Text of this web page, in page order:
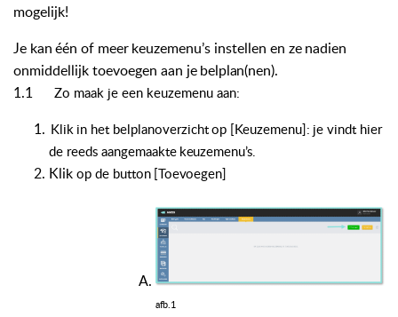
mogelijk!
Je kanéén of meerkeuzemenu’s instellen en ze nadien
onmiddellijktoevoegen aan je belplan(nen).
1.1
Zo maak je een keuzemenu aan:
Klik in het belplanoverzichtop [Keuzemenu]: je vindt hier
de reeds aangemaakte keuzemenu’s.
Klik op de button [Toevoegen]
afb.1